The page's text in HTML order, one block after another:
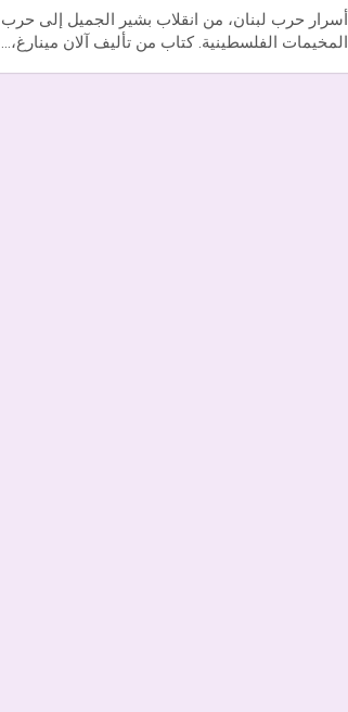
أسرار حرب لبنان، من انقلاب بشير الجميل إلى حرب
المخيمات الفلسطينية. كتاب من تأليف آلان مينارغ،…